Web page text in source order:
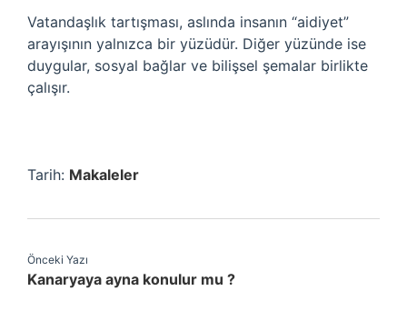
Vatandaşlık tartışması, aslında insanın “aidiyet”
arayışının yalnızca bir yüzüdür. Diğer yüzünde ise
duygular, sosyal bağlar ve bilişsel şemalar birlikte
çalışır.
Tarih: Makaleler
Önceki Yazı
Kanaryaya ayna konulur mu ?